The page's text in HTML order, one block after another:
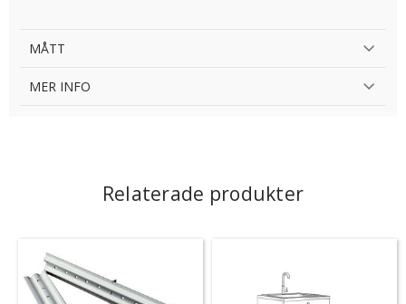
MÅTT
MER INFO
Relaterade produkter